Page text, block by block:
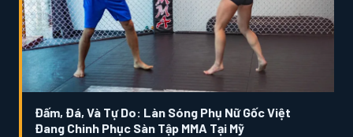
Đấm, Đá, Và Tự Do: Làn Sóng Phụ Nữ Gốc Việt
Đang Chinh Phục Sàn Tập MMA Tại Mỹ